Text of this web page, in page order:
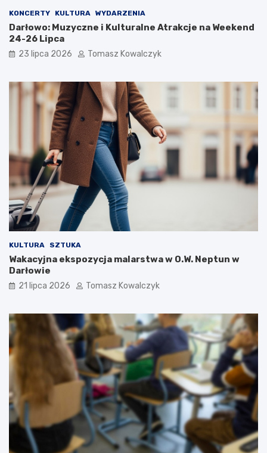
KONCERTY KULTURA WYDARZENIA
Darłowo: Muzyczne i Kulturalne Atrakcje na Weekend
24-26 Lipca
23 lipca 2026 Tomasz Kowalczyk
KULTURA SZTUKA
Wakacyjna ekspozycja malarstwa w O.W. Neptun w
Darłowie
21 lipca 2026 Tomasz Kowalczyk